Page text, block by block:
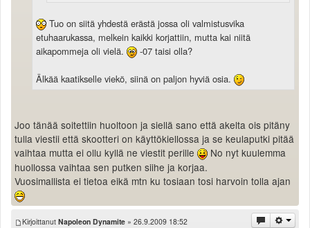
ACS 2015 kuvia
Lisää uusi tapahtuma
UUTISET
Valitse paikkakunta
Tampereen sää
Turun sää
Oulun sää
Kuopion sää
Rovaniemen sää
MUUT
VIP-jäsenyys
Tuo on siitä yhdestä erästä jossa oli valmistusvika
etuhaarukassa, melkein kaikki korjattiin, mutta kai niitä
aikapommeja oli vielä.
-07 taisi olla?
Älkää kaatikselle viekö, siinä on paljon hyviä osia.
Joo tänää soitettiin huoltoon ja siellä sano että akelta ois pitäny
tulla viestii että skootteri on käyttökiellossa ja se keulaputki pitää
vaihtaa mutta ei ollu kyllä ne viestit perille
No nyt kuulemma
huollossa vaihtaa sen putken siihe ja korjaa.
Vuosimallista ei tietoa eikä mtn ku tosiaan tosi harvoin tolla ajan
Kirjoittanut Napoleon Dynamite » 26.9.2009 18:52